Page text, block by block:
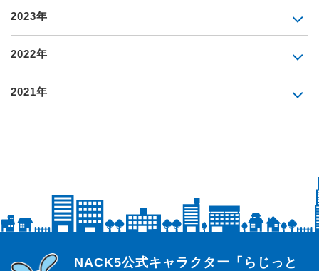
2023年
2022年
2021年
らじっと君
NACK5公式キャラクター「らじっと